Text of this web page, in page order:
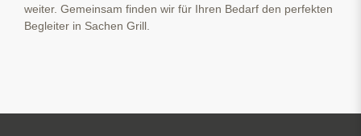
weiter. Gemeinsam finden wir für Ihren Bedarf den perfekten
Begleiter in Sachen Grill.